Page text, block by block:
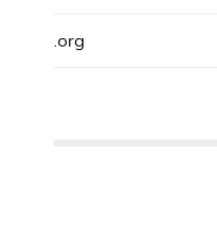
.org